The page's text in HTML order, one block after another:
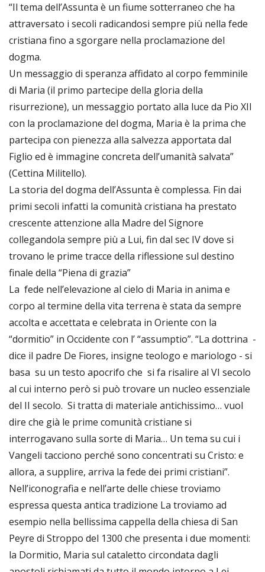
“Il tema dell’Assunta è un fiume sotterraneo che ha
attraversato i secoli radicandosi sempre più nella fede
cristiana fino a sgorgare nella proclamazione del
dogma.
Un messaggio di speranza affidato al corpo femminile
di Maria (il primo partecipe della gloria della
risurrezione), un messaggio portato alla luce da Pio XII
con la proclamazione del dogma, Maria è la prima che
partecipa con pienezza alla salvezza apportata dal
Figlio ed è immagine concreta dell’umanità salvata”
(Cettina Militello).
La storia del dogma dell’Assunta è complessa. Fin dai
primi secoli infatti la comunità cristiana ha prestato
crescente attenzione alla Madre del Signore
collegandola sempre più a Lui, fin dal sec IV dove si
trovano le prime tracce della riflessione sul destino
finale della “Piena di grazia”
La fede nell’elevazione al cielo di Maria in anima e
corpo al termine della vita terrena è stata da sempre
accolta e accettata e celebrata in Oriente con la
“dormitio” in Occidente con l’ “assumptio”. “La dottrina -
dice il padre De Fiores, insigne teologo e mariologo - si
basa su un testo apocrifo che si fa risalire al VI secolo
al cui interno però si può trovare un nucleo essenziale
del II secolo. Si tratta di materiale antichissimo… vuol
dire che già le prime comunità cristiane si
interrogavano sulla sorte di Maria… Un tema su cui i
Vangeli tacciono perché sono concentrati su Cristo: e
allora, a supplire, arriva la fede dei primi cristiani”.
Nell’iconografia e nell’arte delle chiese troviamo
espressa questa antica tradizione La troviamo ad
esempio nella bellissima cappella della chiesa di San
Peyre di Stroppo del 1300 che presenta i due momenti:
la Dormitio, Maria sul cataletto circondata dagli